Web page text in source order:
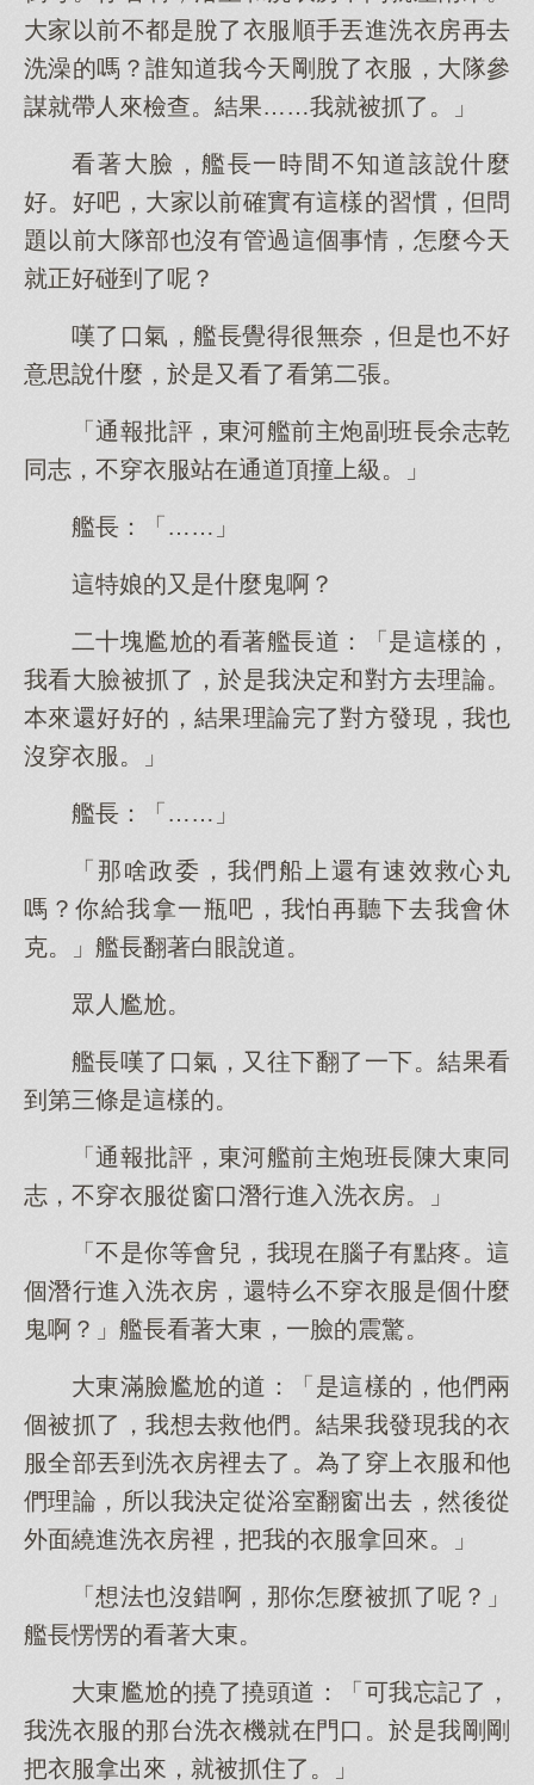
大家以前不都是脫了衣服順手丟進洗衣房再去
洗澡的嗎？誰知道我今天剛脫了衣服，大隊參
謀就帶人來檢查。結果……我就被抓了。」
看著大臉，艦長一時間不知道該說什麼
好。好吧，大家以前確實有這樣的習慣，但問
題以前大隊部也沒有管過這個事情，怎麼今天
就正好碰到了呢？
嘆了口氣，艦長覺得很無奈，但是也不好
意思說什麼，於是又看了看第二張。
「通報批評，東河艦前主炮副班長余志乾
同志，不穿衣服站在通道頂撞上級。」
艦長：「……」
這特娘的又是什麼鬼啊？
二十塊尷尬的看著艦長道：「是這樣的，
我看大臉被抓了，於是我決定和對方去理論。
本來還好好的，結果理論完了對方發現，我也
沒穿衣服。」
艦長：「……」
「那啥政委，我們船上還有速效救心丸
嗎？你給我拿一瓶吧，我怕再聽下去我會休
克。」艦長翻著白眼說道。
眾人尷尬。
艦長嘆了口氣，又往下翻了一下。結果看
到第三條是這樣的。
「通報批評，東河艦前主炮班長陳大東同
志，不穿衣服從窗口潛行進入洗衣房。」
「不是你等會兒，我現在腦子有點疼。這
個潛行進入洗衣房，還特么不穿衣服是個什麼
鬼啊？」艦長看著大東，一臉的震驚。
大東滿臉尷尬的道：「是這樣的，他們兩
個被抓了，我想去救他們。結果我發現我的衣
服全部丟到洗衣房裡去了。為了穿上衣服和他
們理論，所以我決定從浴室翻窗出去，然後從
外面繞進洗衣房裡，把我的衣服拿回來。」
「想法也沒錯啊，那你怎麼被抓了呢？」
艦長愣愣的看著大東。
大東尷尬的撓了撓頭道：「可我忘記了，
我洗衣服的那台洗衣機就在門口。於是我剛剛
把衣服拿出來，就被抓住了。」